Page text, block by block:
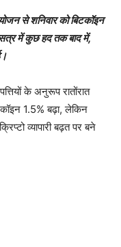
से शनिवार को बिटकॉइन
में कुछ हद तक बाद में,
के अनुरूप रातोंरात
1.5% बढ़ा, लेकिन
व्यापारी बढ़त पर बने